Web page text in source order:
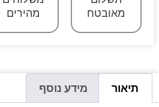
מאובטח
מהירים
תיאור מידע נוסף